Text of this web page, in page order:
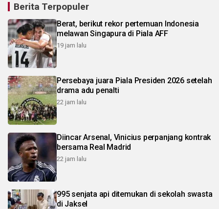
Berita Terpopuler
Berat, berikut rekor pertemuan Indonesia
melawan Singapura di Piala AFF
19 jam lalu
Persebaya juara Piala Presiden 2026 setelah
drama adu penalti
22 jam lalu
Diincar Arsenal, Vinicius perpanjang kontrak
bersama Real Madrid
22 jam lalu
995 senjata api ditemukan di sekolah swasta
di Jaksel